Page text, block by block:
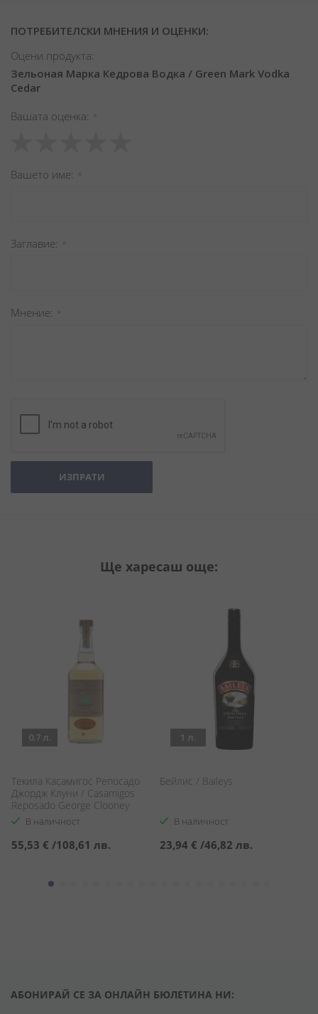
ПОТРЕБИТЕЛСКИ МНЕНИЯ И ОЦЕНКИ:
Оцени продукта:
Зельоная Марка Кедрова Водка / Green Mark Vodka
Cedar
Вашата оценка
star
stars
stars
stars
stars
Вашето име
Заглавиe
Мнение
ИЗПРАТИ
Ще харесаш още:
0.7 л.
Текила Касамигос Репосадо
Джордж Клуни / Casamigos
Reposado George Clooney
В наличност
55,53 € /108,61 лв.
1 л.
Бейлис / Baileys
В наличност
23,94 € /46,82 лв.
АБОНИРАЙ СЕ ЗА ОНЛАЙН БЮЛЕТИНА НИ: